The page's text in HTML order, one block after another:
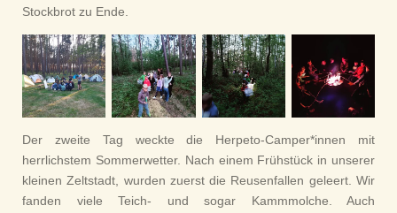
Stockbrot zu Ende.
Der zweite Tag weckte die Herpeto-Camper*innen mit
herrlichstem Sommerwetter. Nach einem Frühstück in unserer
kleinen Zeltstadt, wurden zuerst die Reusenfallen geleert. Wir
fanden viele Teich- und sogar Kammmolche. Auch